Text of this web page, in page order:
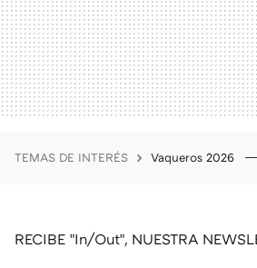
TEMAS DE INTERÉS Vaqueros 2026
RECIBE "In/Out", NUESTRA